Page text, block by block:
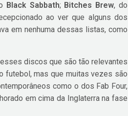
Black Sabbath; Bitches Brew, do
ao ver que alguns dos
em nenhuma dessas listas, como
discos que são tão relevantes
futebol, mas que muitas vezes são
como o dos Fab Four,
em cima da Inglaterra na fase